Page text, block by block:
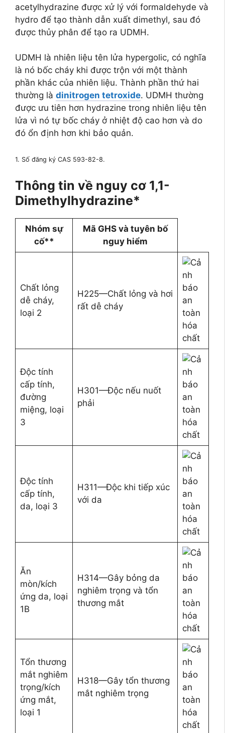
acetylhydrazine được xử lý với formaldehyde và
hydro để tạo thành dẫn xuất dimethyl, sau đó
được thủy phân để tạo ra UDMH.
UDMH là nhiên liệu tên lửa hypergolic, có nghĩa
là nó bốc cháy khi được trộn với một thành
phần khác của nhiên liệu. Thành phần thứ hai
thường là dinitrogen tetroxide. UDMH thường
được ưu tiên hơn hydrazine trong nhiên liệu tên
lửa vì nó tự bốc cháy ở nhiệt độ cao hơn và do
đó ổn định hơn khi bảo quản.
1. Số đăng ký CAS 593-82-8.
Thông tin về nguy cơ 1,1-
Dimethylhydrazine*
Nhóm sự
cố**
Mã GHS và tuyên bố
nguy hiểm
Chất lỏng
dễ cháy,
loại 2
H225—Chất lỏng và hơi
rất dễ cháy
Độc tính
cấp tính,
đường
miệng, loại
3
H301—Độc nếu nuốt
phải
Độc tính
cấp tính,
da, loại 3
H311—Độc khi tiếp xúc
với da
Ăn
mòn/kích
ứng da, loại
1B
H314—Gây bỏng da
nghiêm trọng và tổn
thương mắt
Tổn thương
mắt nghiêm
trọng/kích
ứng mắt,
loại 1
H318—Gây tổn thương
mắt nghiêm trọng